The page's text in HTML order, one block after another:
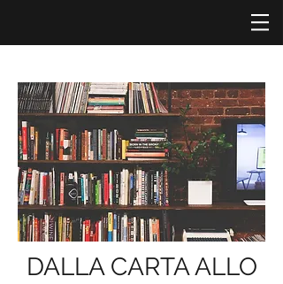
DALLA CARTA ALLO